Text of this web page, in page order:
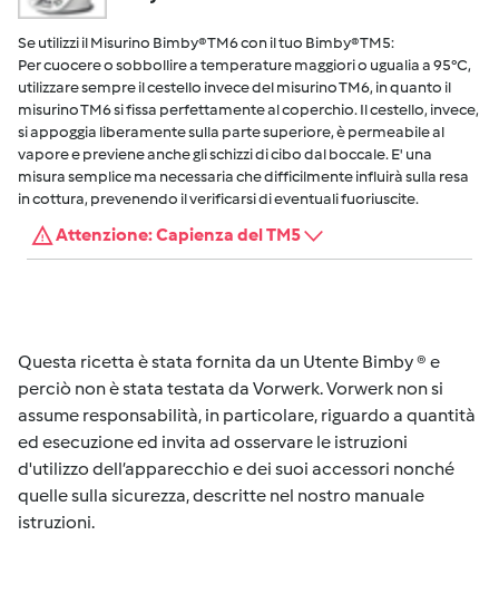
Se utilizzi il Misurino Bimby® TM6 con il tuo Bimby® TM5:
Per cuocere o sobbollire a temperature maggiori o ugualia a 95°C,
utilizzare sempre il cestello invece del misurino TM6, in quanto il
misurino TM6 si fissa perfettamente al coperchio. Il cestello, invece,
si appoggia liberamente sulla parte superiore, è permeabile al
vapore e previene anche gli schizzi di cibo dal boccale. E' una
misura semplice ma necessaria che difficilmente influirà sulla resa
in cottura, prevenendo il verificarsi di eventuali fuoriuscite.
Attenzione: Capienza del TM5
Questa ricetta è stata fornita da un Utente Bimby ® e
perciò non è stata testata da Vorwerk. Vorwerk non si
assume responsabilità, in particolare, riguardo a quantità
ed esecuzione ed invita ad osservare le istruzioni
d'utilizzo dell’apparecchio e dei suoi accessori nonché
quelle sulla sicurezza, descritte nel nostro manuale
istruzioni.